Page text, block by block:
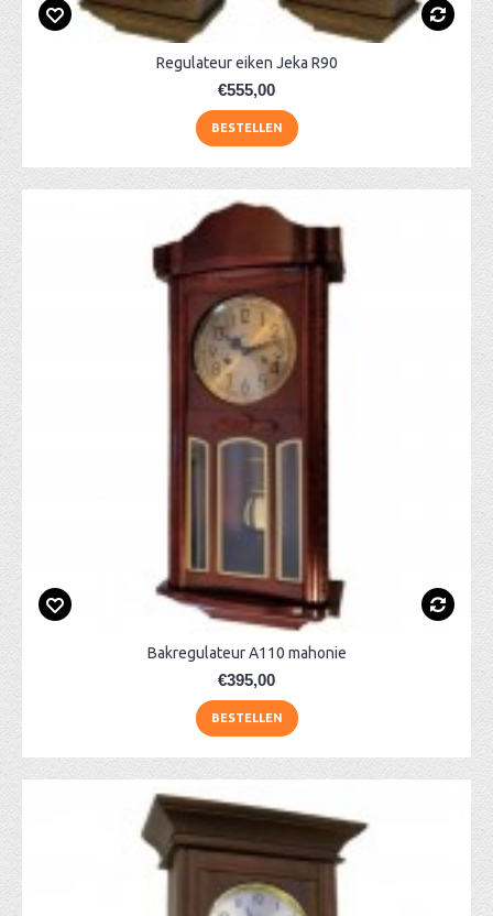
Regulateur eiken Jeka R90
€555,00
BESTELLEN
Bakregulateur A110 mahonie
€395,00
BESTELLEN